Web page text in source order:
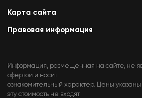
Карта сайта
Правовая информация
Информация, размещенная на сайте, не
офертой и носит
ознакомительный характер. Цены указаны
эту стоимость не входят